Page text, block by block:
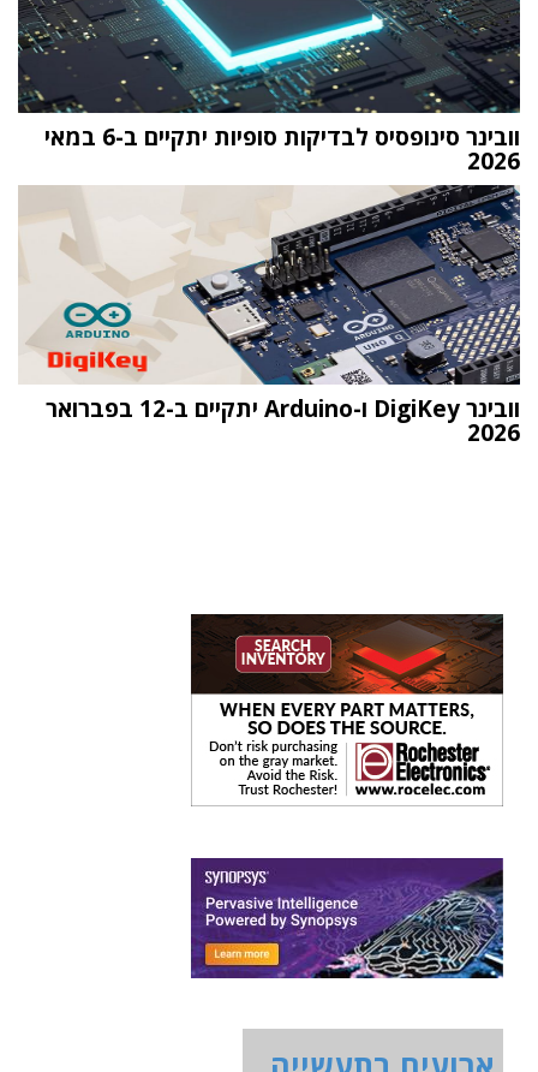
וובינר סינופסיס לבדיקות סופיות יתקיים ב-6 במאי
2026
וובינר DigiKey ו-Arduino יתקיים ב-12 בפברואר
2026